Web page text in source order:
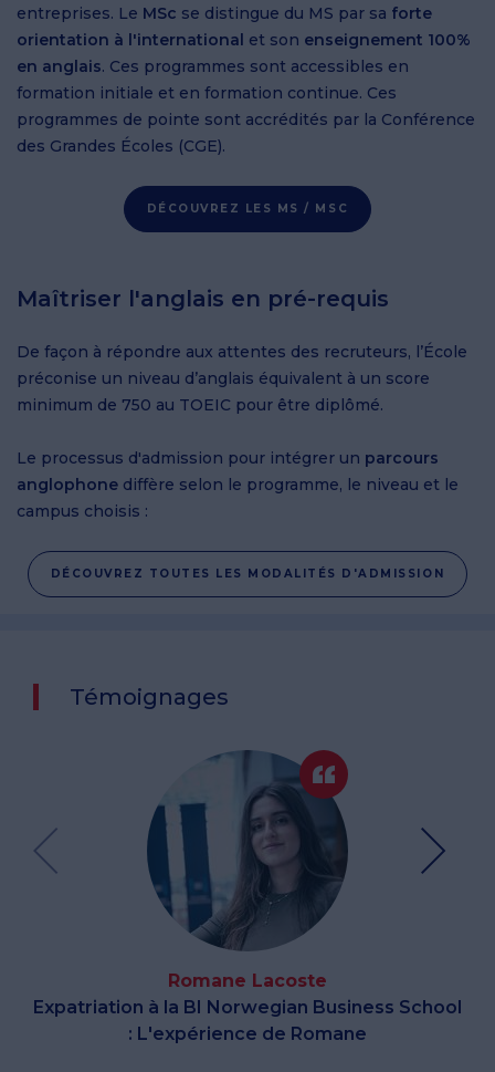
entreprises. Le MSc se distingue du MS par sa forte
orientation à l'international et son enseignement 100%
en anglais. Ces programmes sont accessibles en
formation initiale et en formation continue. Ces
programmes de pointe sont accrédités par la Conférence
des Grandes Écoles (CGE).
DÉCOUVREZ LES MS / MSC
Maîtriser l'anglais en pré-requis
De façon à répondre aux attentes des recruteurs, l’École
préconise un niveau d’anglais équivalent à un score
minimum de 750 au TOEIC pour être diplômé.
Le processus d'admission pour intégrer un parcours
anglophone diffère selon le programme, le niveau et le
campus choisis :
DÉCOUVREZ TOUTES LES MODALITÉS D'ADMISSION
Témoignages
Romane Lacoste
Expatriation à la BI Norwegian Business School
: L'expérience de Romane